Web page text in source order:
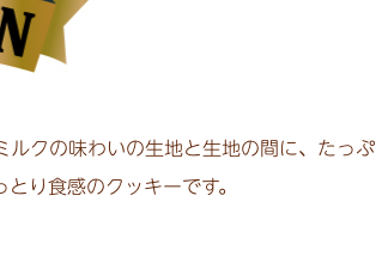
クの味わいの生地と生地の間に、たっぷ
り食感のクッキーです。